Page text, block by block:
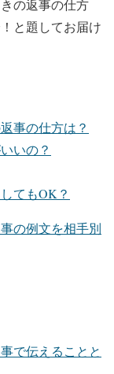
の返事の仕方
と題してお届け
事の仕方は？
いの？
てもOK？
の例文を相手別
で伝えることと